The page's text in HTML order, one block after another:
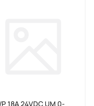
18A 24VDC UM 0-